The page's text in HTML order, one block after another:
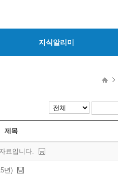
지식알리미
제목
료입니다.
년)